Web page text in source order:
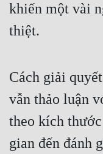
khiến một vài
thiệt.
Cách giải
vẫn thảo luận
theo kích
gian đến đánh